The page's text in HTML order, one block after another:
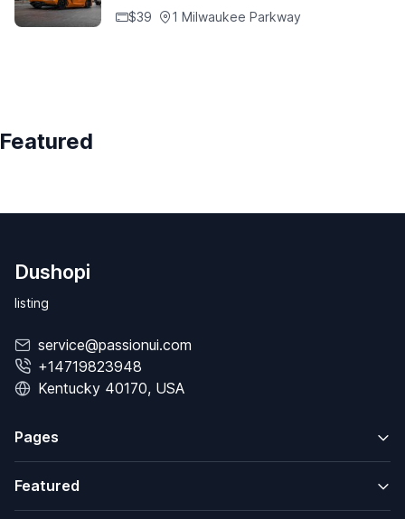
$39 1 Milwaukee Parkway
Featured
Dushopi
listing
service@passionui.com
+14719823948
Kentucky 40170, USA
Pages
Featured